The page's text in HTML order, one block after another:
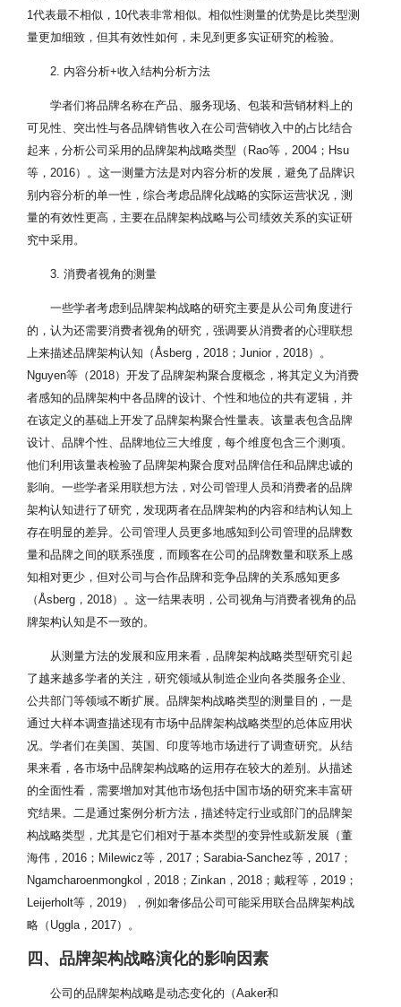
1代表最不相似，10代表非常相似。相似性测量的优势是比类型测
量更加细致，但其有效性如何，未见到更多实证研究的检验。
2. 内容分析+收入结构分析方法
学者们将品牌名称在产品、服务现场、包装和营销材料上的
可见性、突出性与各品牌销售收入在公司营销收入中的占比结合
起来，分析公司采用的品牌架构战略类型（Rao等，2004；Hsu
等，2016）。这一测量方法是对内容分析的发展，避免了品牌识
别内容分析的单一性，综合考虑品牌化战略的实际运营状况，测
量的有效性更高，主要在品牌架构战略与公司绩效关系的实证研
究中采用。
3. 消费者视角的测量
一些学者考虑到品牌架构战略的研究主要是从公司角度进行
的，认为还需要消费者视角的研究，强调要从消费者的心理联想
上来描述品牌架构认知（Åsberg，2018；Junior，2018）。
Nguyen等（2018）开发了品牌架构聚合度概念，将其定义为消费
者感知的品牌架构中各品牌的设计、个性和地位的共有逻辑，并
在该定义的基础上开发了品牌架构聚合性量表。该量表包含品牌
设计、品牌个性、品牌地位三大维度，每个维度包含三个测项。
他们利用该量表检验了品牌架构聚合度对品牌信任和品牌忠诚的
影响。一些学者采用联想方法，对公司管理人员和消费者的品牌
架构认知进行了研究，发现两者在品牌架构的内容和结构认知上
存在明显的差异。公司管理人员更多地感知到公司管理的品牌数
量和品牌之间的联系强度，而顾客在公司的品牌数量和联系上感
知相对更少，但对公司与合作品牌和竞争品牌的关系感知更多
（Åsberg，2018）。这一结果表明，公司视角与消费者视角的品
牌架构认知是不一致的。
从测量方法的发展和应用来看，品牌架构战略类型研究引起
了越来越多学者的关注，研究领域从制造企业向各类服务企业、
公共部门等领域不断扩展。品牌架构战略类型的测量目的，一是
通过大样本调查描述现有市场中品牌架构战略类型的总体应用状
况。学者们在美国、英国、印度等地市场进行了调查研究。从结
果来看，各市场中品牌架构战略的运用存在较大的差别。从描述
的全面性看，需要增加对其他市场包括中国市场的研究来丰富研
究结果。二是通过案例分析方法，描述特定行业或部门的品牌架
构战略类型，尤其是它们相对于基本类型的变异性或新发展（董
海伟，2016；Milewicz等，2017；Sarabia-Sanchez等，2017；
Ngamcharoenmongkol，2018；Zinkan，2018；戴程等，2019；
Leijerholt等，2019），例如奢侈品公司可能采用联合品牌架构战
略（Uggla，2017）。
四、品牌架构战略演化的影响因素
公司的品牌架构战略是动态变化的（Aaker和